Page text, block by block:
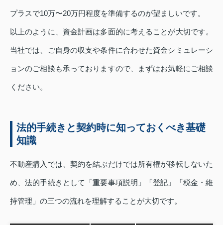
プラスで10万〜20万円程度を準備するのが望ましいです。
以上のように、資金計画は多面的に考えることが大切です。
当社では、ご自身の収支や条件に合わせた資金シミュレーシ
ョンのご相談も承っておりますので、まずはお気軽にご相談
ください。
法的手続きと契約時に知っておくべき基礎
知識
不動産購入では、契約を結ぶだけでは所有権が移転しないた
め、法的手続きとして「重要事項説明」「登記」「税金・維
持管理」の三つの流れを理解することが大切です。